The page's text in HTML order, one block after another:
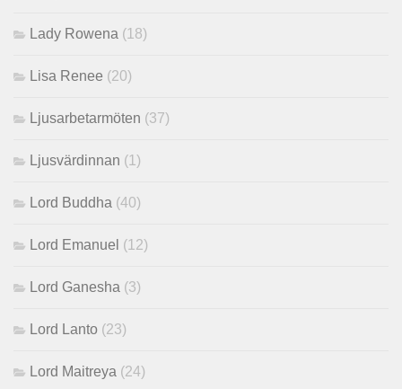
Lady Rowena (18)
Lisa Renee (20)
Ljusarbetarmöten (37)
Ljusvärdinnan (1)
Lord Buddha (40)
Lord Emanuel (12)
Lord Ganesha (3)
Lord Lanto (23)
Lord Maitreya (24)